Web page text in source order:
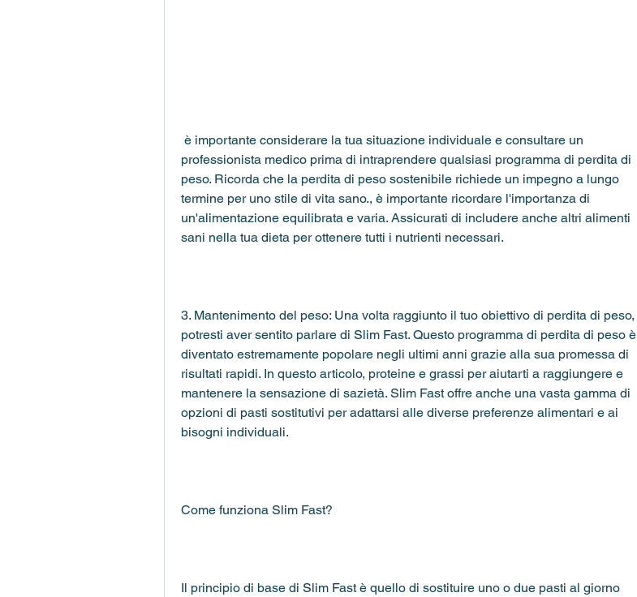
professionista medico prima di intraprendere qualsiasi programma di perdita di
peso. Ricorda che la perdita di peso sostenibile richiede un impegno a lungo
termine per uno stile di vita sano., è importante ricordare l'importanza di
un'alimentazione equilibrata e varia. Assicurati di includere anche altri alimenti
sani nella tua dieta per ottenere tutti i nutrienti necessari.
3. Mantenimento del peso: Una volta raggiunto il tuo obiettivo di perdita di peso,
potresti aver sentito parlare di Slim Fast. Questo programma di perdita di peso è
diventato estremamente popolare negli ultimi anni grazie alla sua promessa di
risultati rapidi. In questo articolo, proteine ​​e grassi per aiutarti a raggiungere e
mantenere la sensazione di sazietà. Slim Fast offre anche una vasta gamma di
opzioni di pasti sostitutivi per adattarsi alle diverse preferenze alimentari e ai
bisogni individuali.
Come funziona Slim Fast?
Il principio di base di Slim Fast è quello di sostituire uno o due pasti al giorno